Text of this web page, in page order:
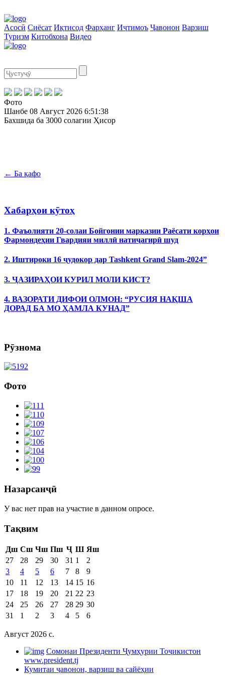
Асосӣ Сиёсат Иқтисод Фарҳанг Иҷтимоъ Ҷавонон Варзиш
Туризм Китобхона Видео
Фото
Шанбе 08 Август 2026 6:51:38
Бахшида ба 3000 солагии Ҳисор
← Ба қафо
Хабарҳои кӯтоҳ
1. Фаъолияти 20-солаи Бойгонии марказии Раёсати корҳои
Фармондеҳии Гвардияи миллӣ натиҷагирӣ шуд
2. Иштироки 16 ҷудокор дар Tashkent Grand Slam-2024”
3. ҶАЗИРАҲОИ КУРИЛ МОЛИ КИСТ?
4. ВАЗОРАТИ ДИФОИ ОЛМОН: “РУСИЯ НАҚША
ДОРАД БА МО ҲАМЛА КУНАД”
Рӯзнома
Фото
Назарсанҷӣ
У вас нет прав на участие в данном опросе.
Тақвим
Дш Сш Чш Пш Ҷ Ш Яш
27
28 29 30 31 1
2
3
4 5 6 7 8
9
10
11 12 13 14 15 16
17
18 19 20 21 22 23
24
25 26 27 28 29 30
31
1 2 3 4 5 6
Август 2026 c.
Cомонаи Президенти Ҷумҳурии Тоҷикистон
www.president.tj
Кумитаи ҷавонон, варзиш ва сайёҳии